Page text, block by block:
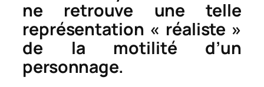
ne retrouve une telle
représentation « réaliste »
de la motilité d’un
personnage.